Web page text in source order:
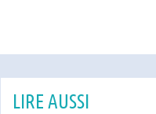
LIRE AUSSI